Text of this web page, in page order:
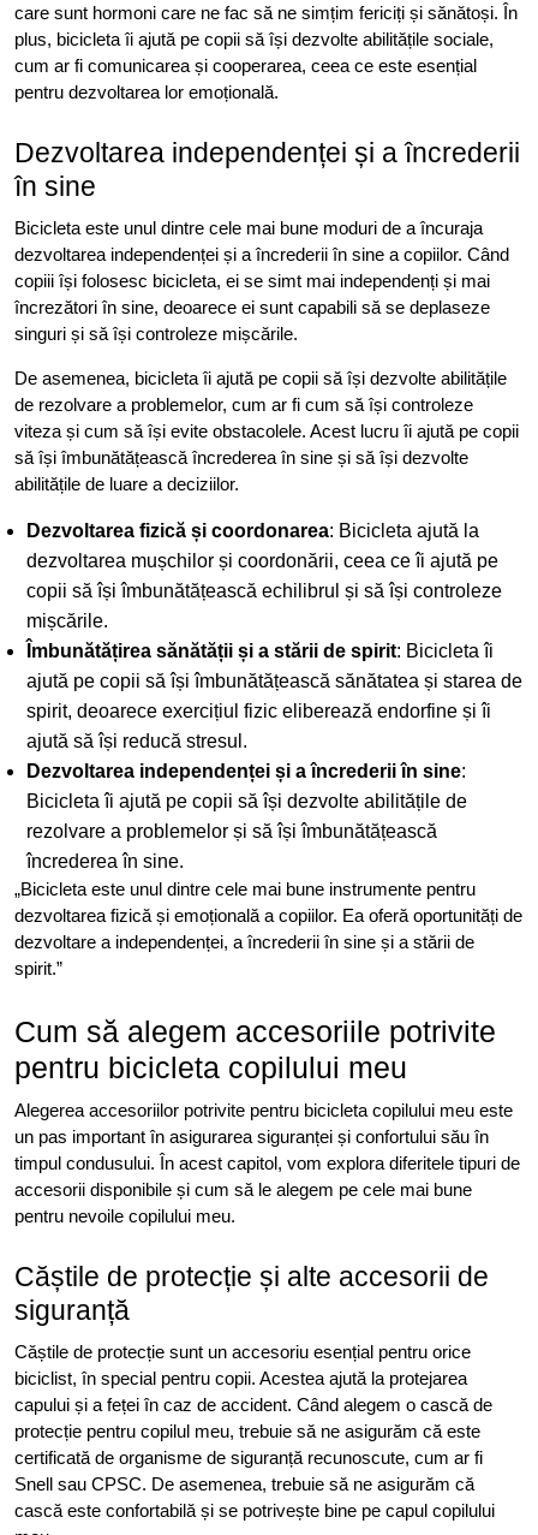
care sunt hormoni care ne fac să ne simțim fericiți și sănătoși. În
plus, bicicleta îi ajută pe copii să își dezvolte abilitățile sociale,
cum ar fi comunicarea și cooperarea, ceea ce este esențial
pentru dezvoltarea lor emoțională.
Dezvoltarea independenței și a încrederii
în sine
Bicicleta este unul dintre cele mai bune moduri de a încuraja
dezvoltarea independenței și a încrederii în sine a copiilor. Când
copiii își folosesc bicicleta, ei se simt mai independenți și mai
încrezători în sine, deoarece ei sunt capabili să se deplaseze
singuri și să își controleze mișcările.
De asemenea, bicicleta îi ajută pe copii să își dezvolte abilitățile
de rezolvare a problemelor, cum ar fi cum să își controleze
viteza și cum să își evite obstacolele. Acest lucru îi ajută pe copii
să își îmbunătățească încrederea în sine și să își dezvolte
abilitățile de luare a deciziilor.
Dezvoltarea fizică și coordonarea: Bicicleta ajută la
dezvoltarea mușchilor și coordonării, ceea ce îi ajută pe
copii să își îmbunătățească echilibrul și să își controleze
mișcările.
Îmbunătățirea sănătății și a stării de spirit: Bicicleta îi
ajută pe copii să își îmbunătățească sănătatea și starea de
spirit, deoarece exercițiul fizic eliberează endorfine și îi
ajută să își reducă stresul.
Dezvoltarea independenței și a încrederii în sine:
Bicicleta îi ajută pe copii să își dezvolte abilitățile de
rezolvare a problemelor și să își îmbunătățească
încrederea în sine.
„Bicicleta este unul dintre cele mai bune instrumente pentru
dezvoltarea fizică și emoțională a copiilor. Ea oferă oportunități de
dezvoltare a independenței, a încrederii în sine și a stării de
spirit.”
Cum să alegem accesoriile potrivite
pentru bicicleta copilului meu
Alegerea accesoriilor potrivite pentru bicicleta copilului meu este
un pas important în asigurarea siguranței și confortului său în
timpul condusului. În acest capitol, vom explora diferitele tipuri de
accesorii disponibile și cum să le alegem pe cele mai bune
pentru nevoile copilului meu.
Căștile de protecție și alte accesorii de
siguranță
Căștile de protecție sunt un accesoriu esențial pentru orice
biciclist, în special pentru copii. Acestea ajută la protejarea
capului și a feței în caz de accident. Când alegem o cască de
protecție pentru copilul meu, trebuie să ne asigurăm că este
certificată de organisme de siguranță recunoscute, cum ar fi
Snell sau CPSC. De asemenea, trebuie să ne asigurăm că
cască este confortabilă și se potrivește bine pe capul copilului